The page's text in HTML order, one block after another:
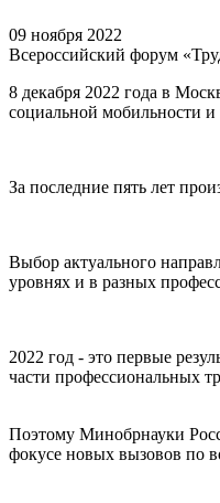
09 ноября 2022
Всероссийский форум
8 декабря 2022 года в
социальной мобильности и
За последние пять лет
Выбор актуального
уровнях и в разных
2022 год - это первые
части профессиональных
Поэтому Минобрнауки
фокусе новых вызовов по